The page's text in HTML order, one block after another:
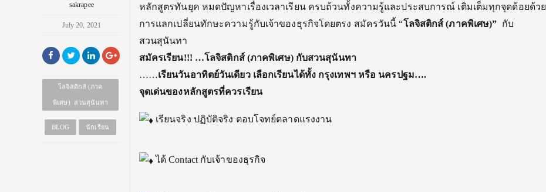
sakrapee
July 20, 2021
โลจิสติกส์ (ภาค
พิเศษ) สวนสุนันทา
BLOG นักเรียน
หลักสูตรทันยุค หมดปัญหาเรื่องเวลาเรียน ครบถ้วนทั้งความรู้และประสบการณ์ เติมเต็มทุกจุดด้อยด้วย
การแลกเปลี่ยนทักษะความรู้กับเจ้าของธุรกิจโดยตรง สมัครวันนี้ “โลจิสติกส์ (ภาคพิเศษ)” กับ
สวนสุนันทา
สมัครเรียน!!! …โลจิสติกส์ (ภาคพิเศษ) กับสวนสุนันทา
……เรียนวันอาทิตย์วันเดียว เลือกเรียนได้ทั้ง กรุงเทพฯ หรือ นครปฐม….
จุดเด่นของหลักสูตรที่ควรเรียน
เรียนจริง ปฏิบัติจริง ตอบโจทย์ตลาดแรงงาน
ได้ Contact กับเจ้าของธุรกิจ